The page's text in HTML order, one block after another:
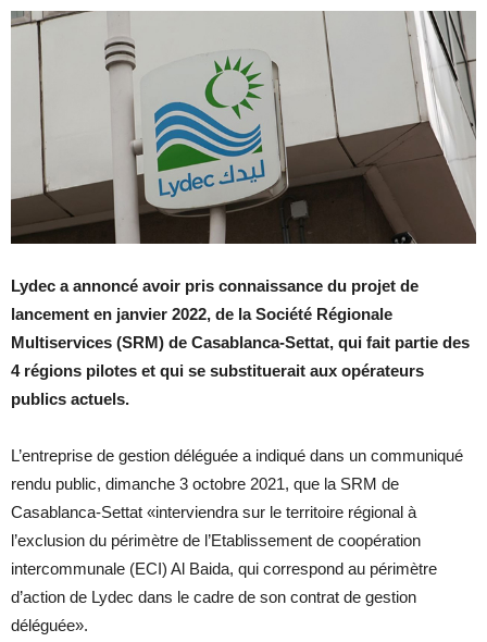
Lydec a annoncé avoir pris connaissance du projet de
lancement en janvier 2022, de la Société Régionale
Multiservices (SRM) de Casablanca-Settat, qui fait partie des
4 régions pilotes et qui se substituerait aux opérateurs
publics actuels.
L’entreprise de gestion déléguée a indiqué dans un communiqué
rendu public, dimanche 3 octobre 2021, que la SRM de
Casablanca-Settat «interviendra sur le territoire régional à
l’exclusion du périmètre de l’Etablissement de coopération
intercommunale (ECI) Al Baida, qui correspond au périmètre
d’action de Lydec dans le cadre de son contrat de gestion
déléguée».